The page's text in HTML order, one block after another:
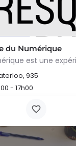
du Numérique
935
- 17h00